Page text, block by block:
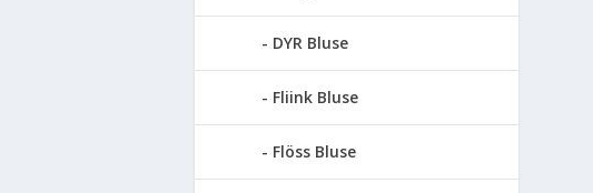
DYR Bluse
Fliink Bluse
Flöss Bluse